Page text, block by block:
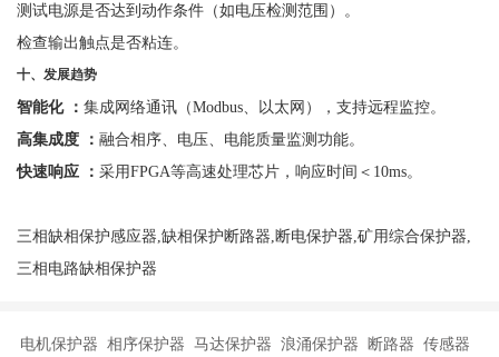
测试电源是否达到动作条件（如电压检测范围）。
检查输出触点是否粘连。
十、发展趋势
智能化 ： 集成网络通讯（Modbus、以太网），支持远程监控。
高集成度
： 融合相序、电压、电能质量监测功能。
快速响应
： 采用FPGA等高速处理芯片，响应时间＜10ms。
三相缺相保护感应器,缺相保护断路器,断电保护器,矿用综合保护器,
三相电路缺相保护器
电机保护器 相序保护器 马达保护器 浪涌保护器 断路器 传感器